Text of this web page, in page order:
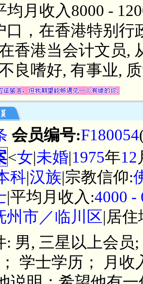
均月收入8000 -
口，在香港特别行
香港当会计文员,
良嗜好, 有事业,
会员编号:F180054
<女|未婚|1975年12
科|汉族|宗教信仰:
|平均月收入:4000 -
州市／临川区|居住
: 男, 三星以上会员
学士学历； 月收